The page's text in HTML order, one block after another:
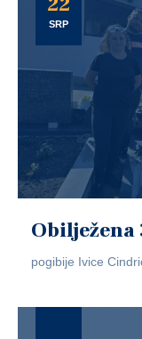
SRP
pogibije Ivice